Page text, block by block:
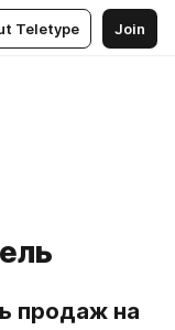
Teletype Join
продаж на